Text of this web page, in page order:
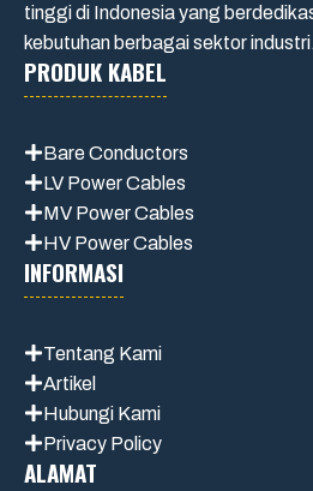
tinggi di Indonesia yang
kebutuhan berbagai sektor industri.
PRODUK KABEL
Bare Conductors
LV Power Cables
MV Power Cables
HV Power Cables
INFORMASI
Tentang Kami
Artikel
Hubungi Kami
Privacy Policy
ALAMAT